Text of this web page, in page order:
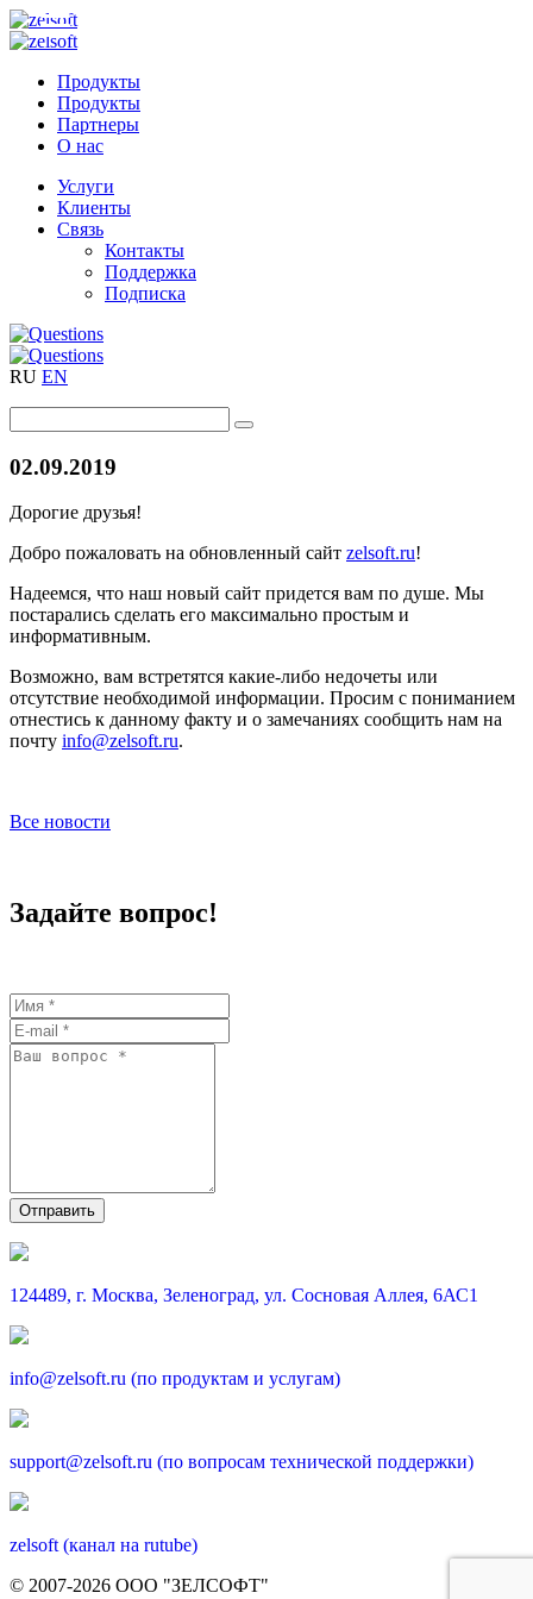
Продукты
Продукты
Партнеры
О нас
Услуги
Клиенты
Связь
Контакты
Поддержка
Подписка
RU EN
02.09.2019
Дорогие друзья!
Добро пожаловать на обновленный сайт zelsoft.ru!
Надеемся, что наш новый сайт придется вам по душе. Мы
постарались сделать его максимально простым и
информативным.
Возможно, вам встретятся какие-либо недочеты или
отсутствие необходимой информации. Просим с пониманием
отнестись к данному факту и о замечаниях сообщить нам на
почту info@zelsoft.ru.
Все новости
Задайте вопрос!
124489, г. Москва, Зеленоград, ул. Сосновая Аллея, 6АС1
info@zelsoft.ru (по продуктам и услугам)
support@zelsoft.ru (по вопросам технической поддержки)
zelsoft (канал на rutube)
© 2007-2026 ООО "ЗЕЛСОФТ"